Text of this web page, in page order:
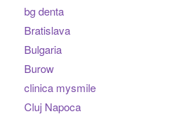
bg denta
Bratislava
Bulgaria
Burow
clinica mysmile
Cluj Napoca